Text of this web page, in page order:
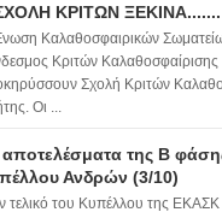
ΚΡΙΤΩΝ ΞΕΚΙΝΑ.......
Καλαθοσφαιρικών
Κριτών Καλαθοσφαίρισης
Σχολή Κριτών
Οι ...
της Β
Ανδρών (3/10)
τελικό του Κυπέλλου της ΕΚΑΣΚ